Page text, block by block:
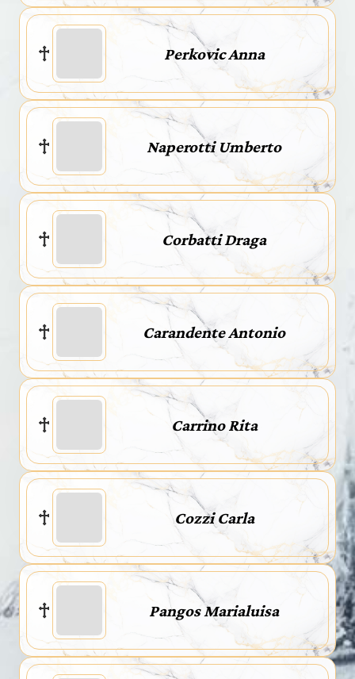
Perkovic Anna
Naperotti Umberto
Corbatti Draga
Carandente Antonio
Carrino Rita
Cozzi Carla
Pangos Marialuisa